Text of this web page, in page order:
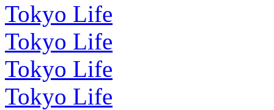
Tokyo Life
Tokyo Life
Tokyo Life
Tokyo Life